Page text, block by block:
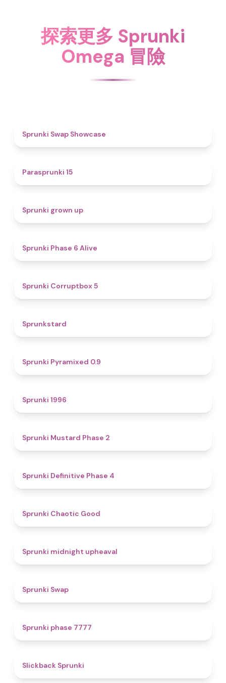
探索更多 Sprunki
Omega 冒險
Sprunki Swap Showcase
Parasprunki 15
Sprunki grown up
Sprunki Phase 6 Alive
Sprunki Corruptbox 5
Sprunkstard
Sprunki Pyramixed 0.9
Sprunki 1996
Sprunki Mustard Phase 2
Sprunki Definitive Phase 4
Sprunki Chaotic Good
Sprunki midnight upheaval
Sprunki Swap
Sprunki phase 7777
Slickback Sprunki